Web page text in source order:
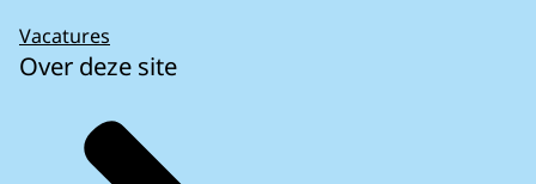
Vacatures
Over deze site